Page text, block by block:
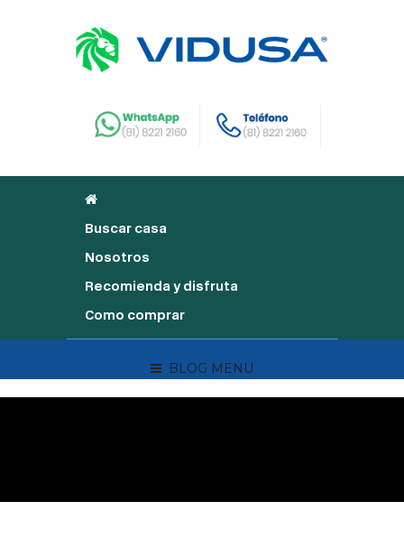
Buscar casa
Nosotros
Recomienda y disfruta
Como comprar
BLOG MENU